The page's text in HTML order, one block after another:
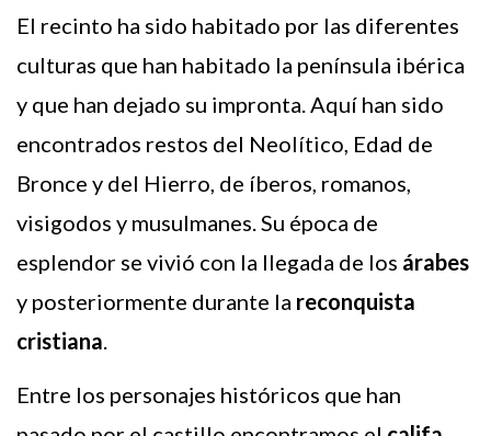
El recinto ha sido habitado por las diferentes
culturas que han habitado la península ibérica
y que han dejado su impronta. Aquí han sido
encontrados restos del Neolítico, Edad de
Bronce y del Hierro, de íberos, romanos,
visigodos y musulmanes. Su época de
esplendor se vivió con la llegada de los árabes
y posteriormente durante la reconquista
cristiana.
Entre los personajes históricos que han